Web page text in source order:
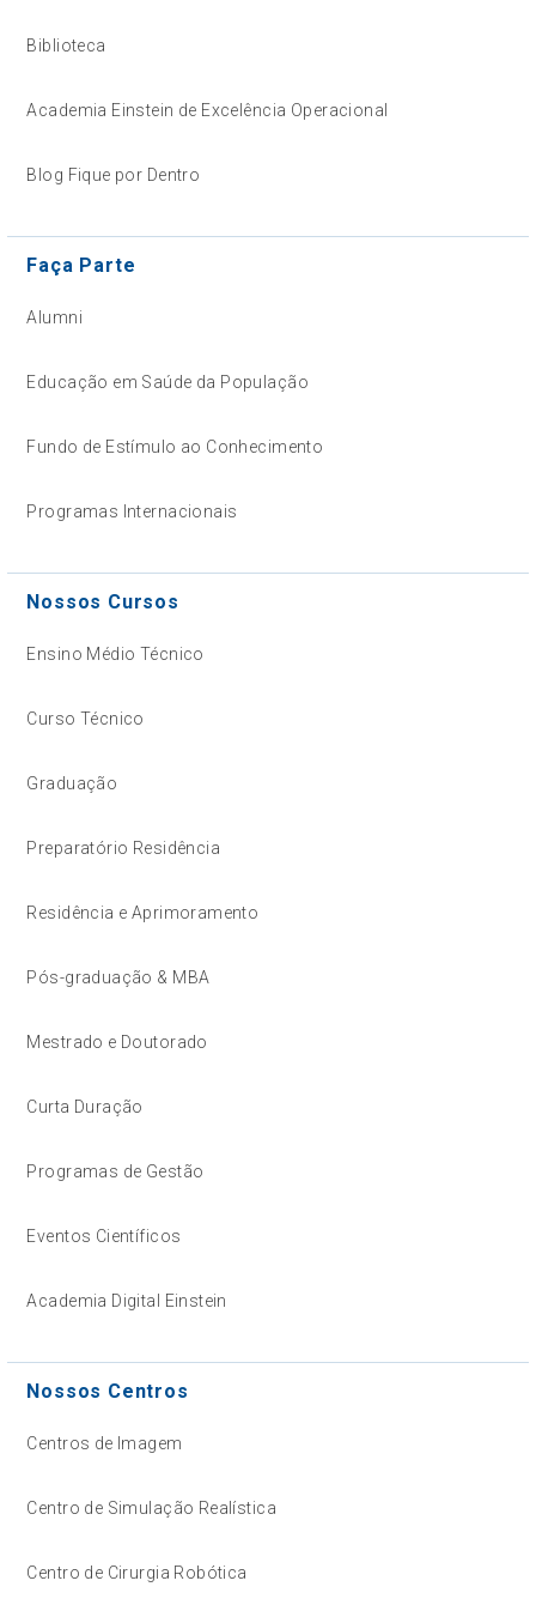
Biblioteca
Academia Einstein de Excelência Operacional
Blog Fique por Dentro
Faça Parte
Alumni
Educação em Saúde da População
Fundo de Estímulo ao Conhecimento
Programas Internacionais
Nossos Cursos
Ensino Médio Técnico
Curso Técnico
Graduação
Preparatório Residência
Residência e Aprimoramento
Pós-graduação & MBA
Mestrado e Doutorado
Curta Duração
Programas de Gestão
Eventos Científicos
Academia Digital Einstein
Nossos Centros
Centros de Imagem
Centro de Simulação Realística
Centro de Cirurgia Robótica